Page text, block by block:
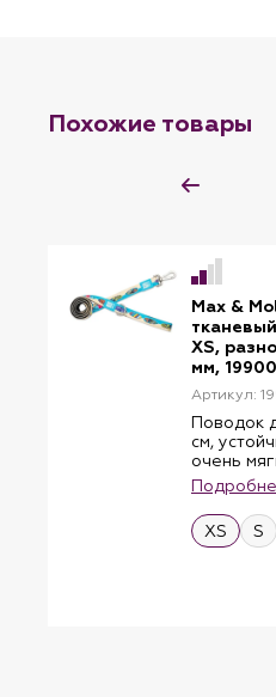
Похожие товары
Max &
XS,
мм,
Артикул:
Поводок
см,
очень
неопрену
подходит
XS S